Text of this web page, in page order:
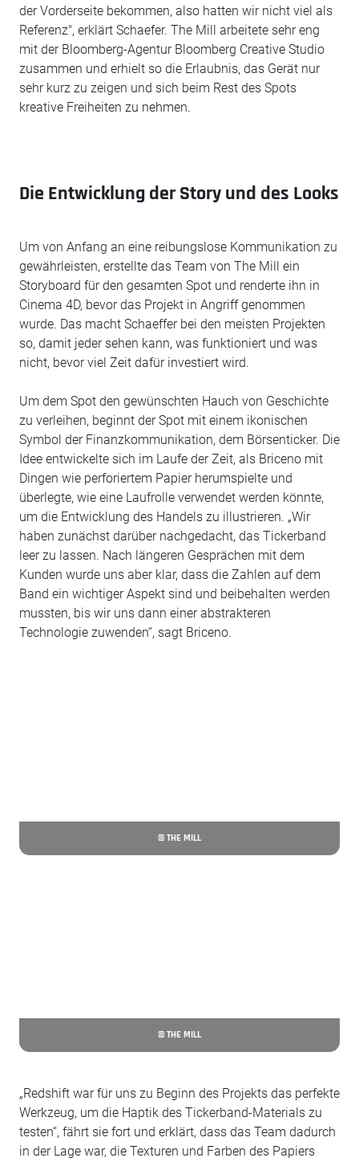
der Vorderseite bekommen, also hatten wir nicht viel als
Referenz", erklärt Schaefer. The Mill arbeitete sehr eng
mit der Bloomberg-Agentur Bloomberg Creative Studio
zusammen und erhielt so die Erlaubnis, das Gerät nur
sehr kurz zu zeigen und sich beim Rest des Spots
kreative Freiheiten zu nehmen.
Die Entwicklung der Story und des Looks
Um von Anfang an eine reibungslose Kommunikation zu
gewährleisten, erstellte das Team von The Mill ein
Storyboard für den gesamten Spot und renderte ihn in
Cinema 4D, bevor das Projekt in Angriff genommen
wurde. Das macht Schaeffer bei den meisten Projekten
so, damit jeder sehen kann, was funktioniert und was
nicht, bevor viel Zeit dafür investiert wird.
Um dem Spot den gewünschten Hauch von Geschichte
zu verleihen, beginnt der Spot mit einem ikonischen
Symbol der Finanzkommunikation, dem Börsenticker. Die
Idee entwickelte sich im Laufe der Zeit, als Briceno mit
Dingen wie perforiertem Papier herumspielte und
überlegte, wie eine Laufrolle verwendet werden könnte,
um die Entwicklung des Handels zu illustrieren. „Wir
haben zunächst darüber nachgedacht, das Tickerband
leer zu lassen. Nach längeren Gesprächen mit dem
Kunden wurde uns aber klar, dass die Zahlen auf dem
Band ein wichtiger Aspekt sind und beibehalten werden
mussten, bis wir uns dann einer abstrakteren
Technologie zuwenden“, sagt Briceno.
© THE MILL
© THE MILL
„Redshift war für uns zu Beginn des Projekts das perfekte
Werkzeug, um die Haptik des Tickerband-Materials zu
testen“, fährt sie fort und erklärt, dass das Team dadurch
in der Lage war, die Texturen und Farben des Papiers